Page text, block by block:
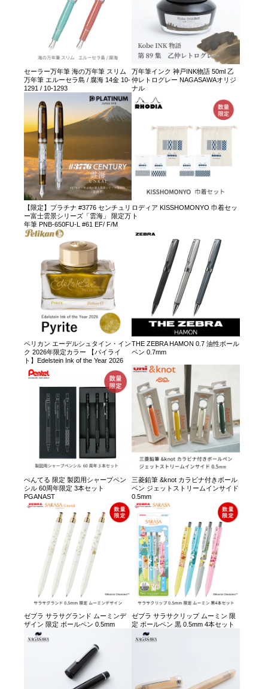
セーラー万年筆 海の万年筆 スリム
万年筆 エルーセラ島 / 腐海 14金 10-
1291 / 10-1293
万年筆インク 神戸INK物語 50ml 乙
仲レトログレー NAGASAWAオリジ
ナル
【限定】プラチナ #3776 センチュリ
ー富士雲景シリーズ「雲海」 限定万
年筆 PNB-650FU-L #61 EF/ F/M
ロディア KISSHOMONYO 巾着セッ
ト
ペリカン エーデルシュタイン・イン
ク 2026年限定カラー 【パイライ
ト】Edelstein Ink of the Year 2026
THE ZEBRA HAMON 0.7 油性ボール
ペン 0.7mm
ぺんてる 限定 製図用シャープペン
シル 60周年限定 3本セット
PGANAST
三菱鉛筆 &knot カラビナ付きボール
ペン ジェットストリームインサイド
0.5mm
ゼブラ サラサグランド ムーミンデ
ザイン 限定 ボールペン 0.5mm
ゼブラ サラサクリップ ムーミン 限
定 ボールペン 黒 0.5mm 4本セット